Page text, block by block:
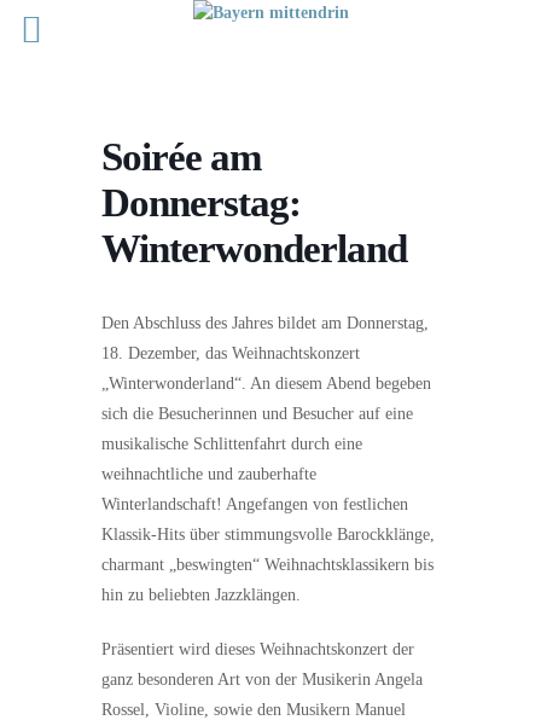
Soirée am
Donnerstag:
Winterwonderland
Den Abschluss des Jahres bildet am Donnerstag,
18. Dezember, das Weihnachtskonzert
„Winterwonderland“. An diesem Abend begeben
sich die Besucherinnen und Besucher auf eine
musikalische Schlittenfahrt durch eine
weihnachtliche und zauberhafte
Winterlandschaft! Angefangen von festlichen
Klassik-Hits über stimmungsvolle Barockklänge,
charmant „beswingten“ Weihnachtsklassikern bis
hin zu beliebten Jazzklängen.
Präsentiert wird dieses Weihnachtskonzert der
ganz besonderen Art von der Musikerin Angela
Rossel, Violine, sowie den Musikern Manuel